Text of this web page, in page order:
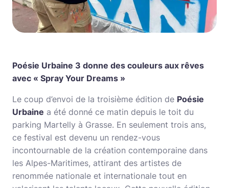
Poésie Urbaine 3 donne des couleurs aux rêves
avec « Spray Your Dreams »
Le coup d’envoi de la troisième édition de Poésie
Urbaine a été donné ce matin depuis le toit du
parking Martelly à Grasse. En seulement trois ans,
ce festival est devenu un rendez-vous
incontournable de la création contemporaine dans
les Alpes-Maritimes, attirant des artistes de
renommée nationale et internationale tout en